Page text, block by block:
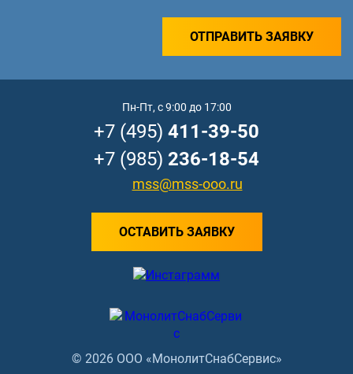
ОТПРАВИТЬ ЗАЯВКУ
© 2026 ООО «МонолитСнабСервис»
Пн-Пт, с 9:00 до 17:00
+7 (495) 411-39-50
+7 (985) 236-18-54
mss@mss-ooo.ru
ОСТАВИТЬ ЗАЯВКУ